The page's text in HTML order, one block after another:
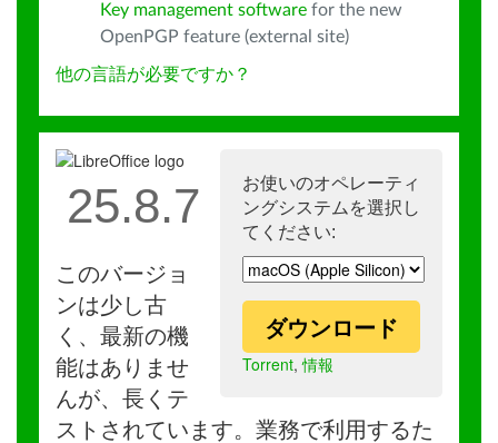
Key management software for the new
OpenPGP feature (external site)
他の言語が必要ですか？
お使いのオペレーティ
ングシステムを選択し
てください:
ダウンロード
Torrent,情報
25.8.7
このバージョ
ンは少し古
く、最新の機
能はありませ
んが、長くテ
ストされています。業務で利用するた